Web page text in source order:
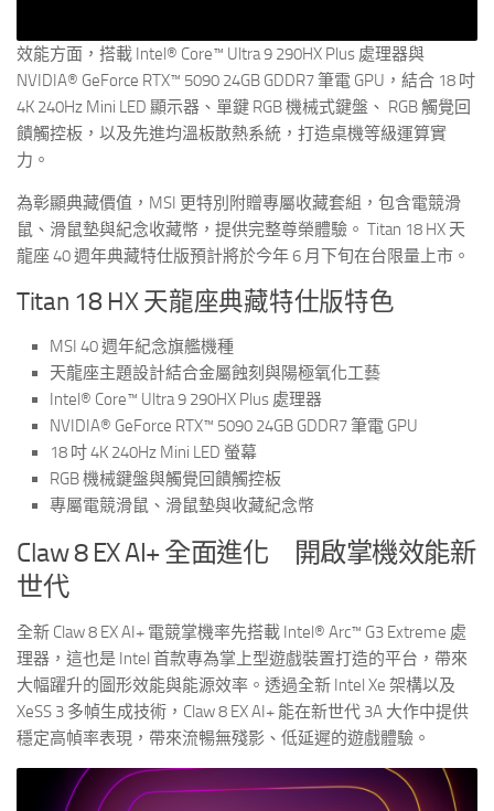
效能方面，搭載 Intel® Core™ Ultra 9 290HX Plus 處理器與
NVIDIA® GeForce RTX™ 5090 24GB GDDR7 筆電 GPU，結合 18 吋
4K 240Hz Mini LED 顯示器、單鍵 RGB 機械式鍵盤、 RGB 觸覺回
饋觸控板，以及先進均溫板散熱系統，打造桌機等級運算實
力。
為彰顯典藏價值，MSI 更特別附贈專屬收藏套組，包含電競滑
鼠、滑鼠墊與紀念收藏幣，提供完整尊榮體驗。 Titan 18 HX 天
龍座 40 週年典藏特仕版預計將於今年 6 月下旬在台限量上市。
Titan 18 HX 天龍座典藏特仕版特色
MSI 40 週年紀念旗艦機種
天龍座主題設計結合金屬蝕刻與陽極氧化工藝
Intel® Core™ Ultra 9 290HX Plus 處理器
NVIDIA® GeForce RTX™ 5090 24GB GDDR7 筆電 GPU
18 吋 4K 240Hz Mini LED 螢幕
RGB 機械鍵盤與觸覺回饋觸控板
專屬電競滑鼠、滑鼠墊與收藏紀念幣
Claw 8 EX AI+ 全面進化 開啟掌機效能新
世代
全新 Claw 8 EX AI+ 電競掌機率先搭載 Intel® Arc™ G3 Extreme 處
理器，這也是 Intel 首款專為掌上型遊戲裝置打造的平台，帶來
大幅躍升的圖形效能與能源效率。透過全新 Intel Xe 架構以及
XeSS 3 多幀生成技術，Claw 8 EX AI+ 能在新世代 3A 大作中提供
穩定高幀率表現，帶來流暢無殘影、低延遲的遊戲體驗。